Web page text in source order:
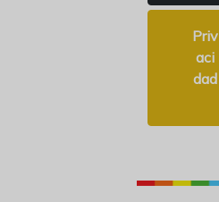
Priv
aci
dad